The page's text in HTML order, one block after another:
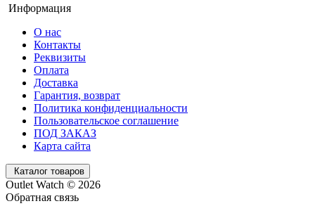
Информация
О нас
Контакты
Реквизиты
Оплата
Доставка
Гарантия, возврат
Политика конфиденциальности
Пользовательское соглашение
ПОД ЗАКАЗ
Карта сайта
Каталог товаров
Outlet Watch © 2026
Обратная связь